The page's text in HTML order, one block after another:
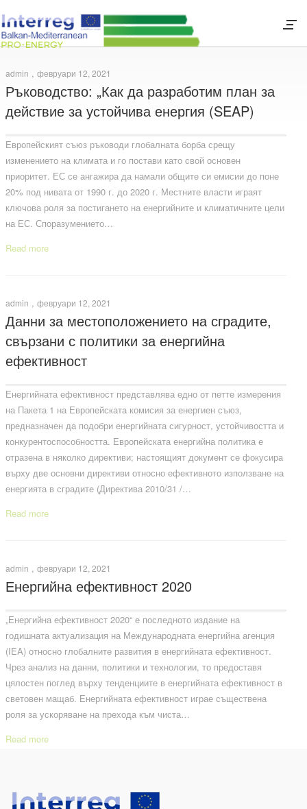
admin ,февруари 12, 2021
Ръководство: „Как да разработим план за
действие за устойчива енергия (SEAP)
Европейският съюз ръководи глобалната борба срещу
изменението на климата и го постави като свой основен
приоритет. ЕС се ангажира да намали общите си емисии до поне
20% под нивата от 1990 г. до 2020 г. Местните власти играят
ключова роля за постигането на енергийните и климатичните цели
на ЕС. Споразумението…
Read more
admin ,февруари 12, 2021
Данни за местоположението на сградите,
свързани с политики за енергийна
ефективност
Енергийната ефективност представлява едно от петте измерения
на Пакета 1 на Европейската комисия за енергиен съюз,
предназначен да подобри енергийната сигурност, устойчивостта и
конкурентоспособността. Европейската енергийна политика е
отразена в няколко директиви; настоящият документ се фокусира
върху две основни директиви относно ефективното използване на
енергията в сградите (Директива 2010/31 /…
Read more
admin ,февруари 12, 2021
Енергийна ефективност 2020
„Енергийна ефективност 2020“ е последното издание на
годишната актуализация на Международната енергийна агенция
(IEA) относно глобалните развития в енергийната ефективност.
Чрез анализ на данни, политики и технологии, то предоставя
цялостен поглед върху тенденциите в енергийната ефективност в
световен мащаб. Енергийната ефективност играе съществена
роля за ускоряване на прехода към чиста…
Read more